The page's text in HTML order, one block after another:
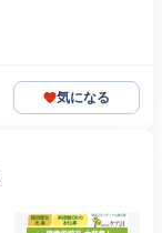
気になる